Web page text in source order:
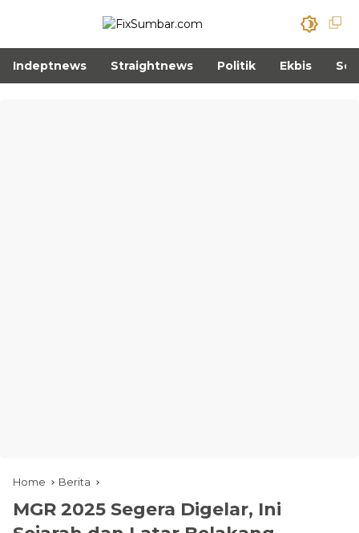
Indeptnews Straightnews Politik Ekbis
Home Berita
MGR 2025 Segera Digelar, Ini